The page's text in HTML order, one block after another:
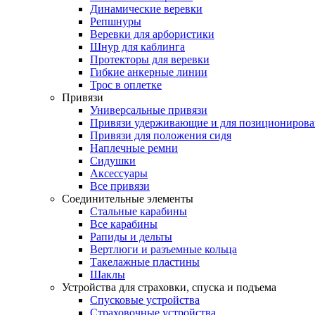
Динамические веревки
Репшнуры
Веревки для арбористики
Шнур для каблинга
Протекторы для веревки
Гибкие анкерные линии
Трос в оплетке
Привязи
Универсальные привязи
Привязи удерживающие и для
Привязи для положения сидя
Наплечные ремни
Сидушки
Аксессуары
Все привязи
Соединительные элементы
Стальные карабины
Все карабины
Рапиды и дельты
Вертлюги и разъемные кольца
Такелажные пластины
Шаклы
Устройства для страховки, спуска и подъема
Спусковые устройства
Страховочные устройства